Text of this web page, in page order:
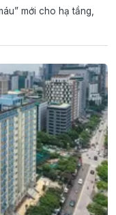
mới cho hạ tầng,